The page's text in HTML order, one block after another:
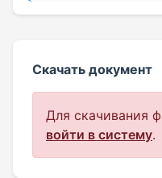
Скачать документ
Для скачивания
войти в систему.